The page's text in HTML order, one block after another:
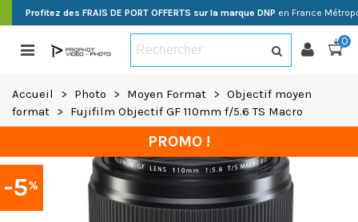
Profitez des FRAIS DE PORT OFFERTS sur la marque DNP en France
0
Accueil > Photo > Moyen Format > Objectif moyen
format > Fujifilm Objectif GF 110mm f/5.6 TS Macro
-5%
PROMO !